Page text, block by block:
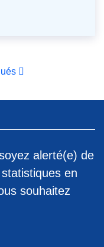
alerté(e) de
en
souhaitez